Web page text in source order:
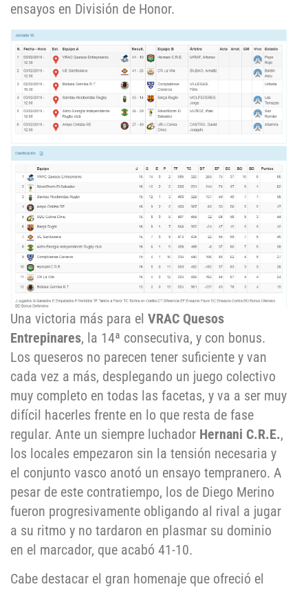
ensayos en División de Honor.
Una victoria más para el VRAC Quesos
Entrepinares, la 14ª consecutiva, y con bonus.
Los queseros no parecen tener suficiente y van
cada vez a más, desplegando un juego colectivo
muy completo en todas las facetas, y va a ser muy
difícil hacerles frente en lo que resta de fase
regular. Ante un siempre luchador Hernani C.R.E.,
los locales empezaron sin la tensión necesaria y
el conjunto vasco anotó un ensayo tempranero. A
pesar de este contratiempo, los de Diego Merino
fueron progresivamente obligando al rival a jugar
a su ritmo y no tardaron en plasmar su dominio
en el marcador, que acabó 41-10.
Cabe destacar el gran homenaje que ofreció el